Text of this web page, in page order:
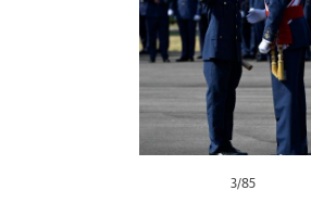
3/85